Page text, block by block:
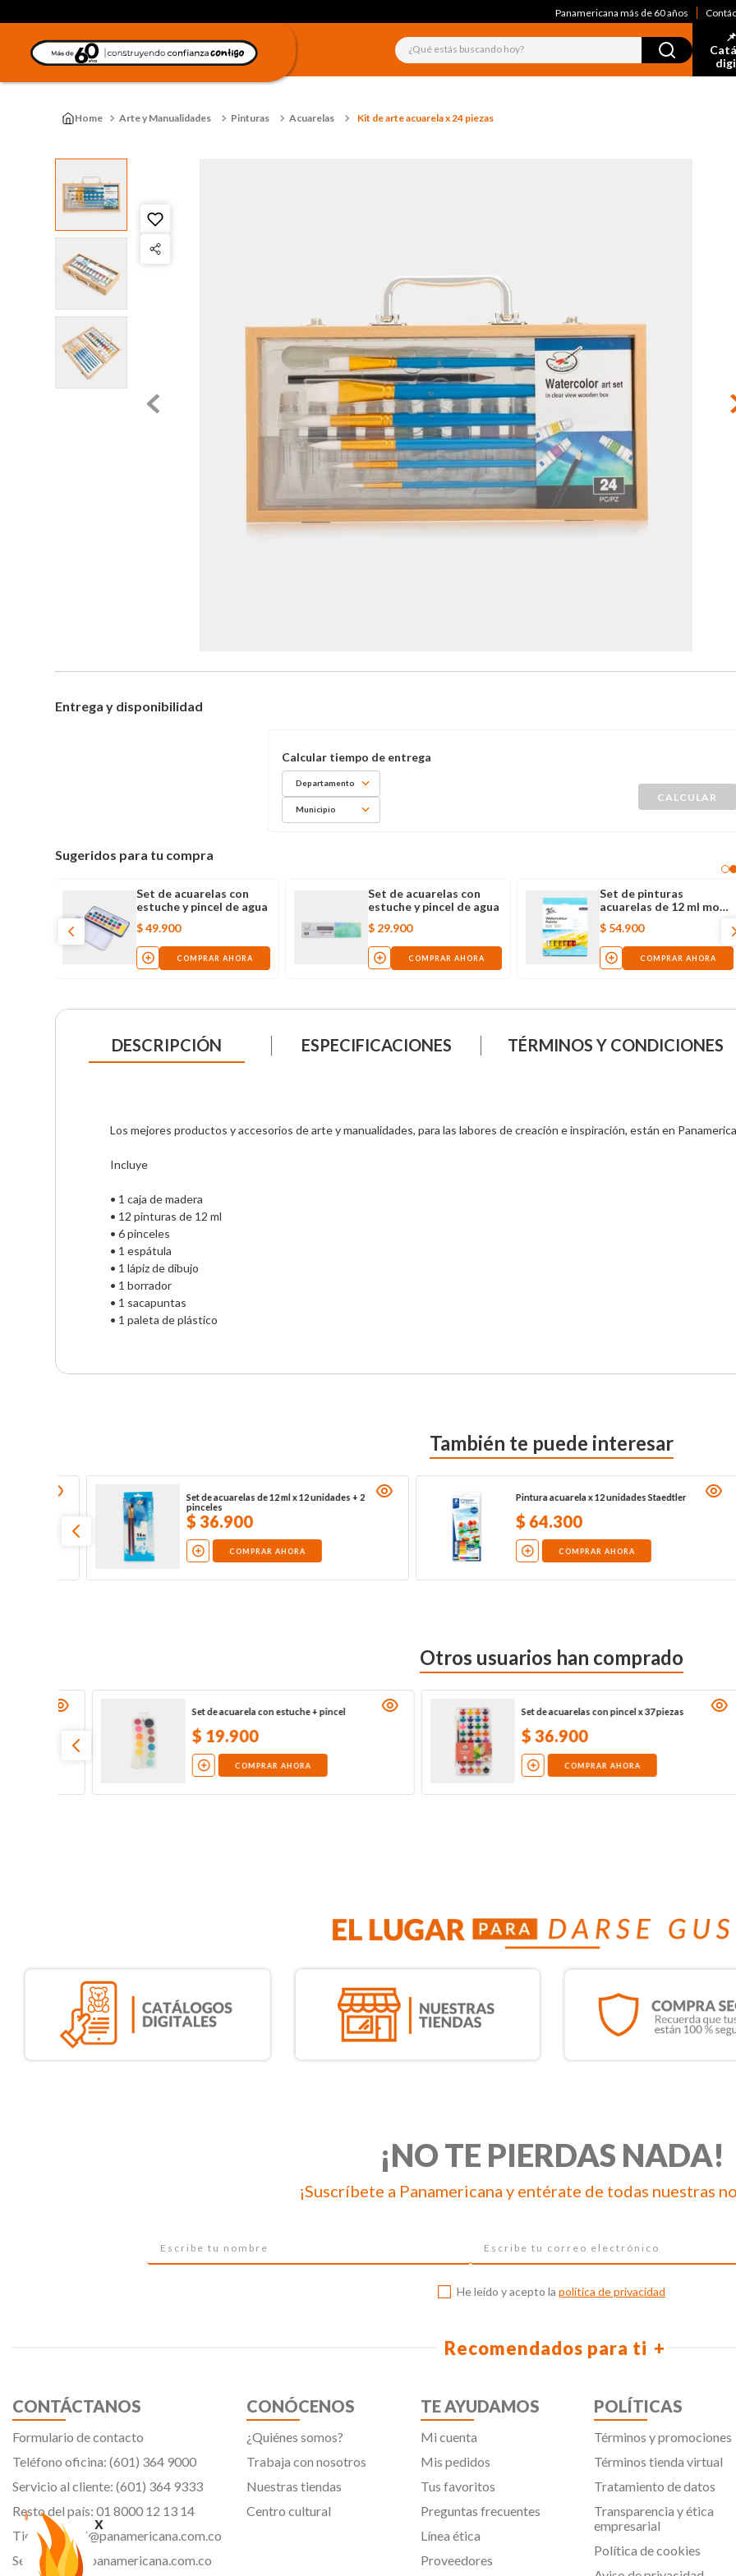
x
Panamericana más de 60 años
¿Qué estás buscando hoy?
Arte y Manualidades Pinturas Acuarelas Kit de arte acuarela x 24 piezas
Entrega y disponibilidad
Departamento
Municipio
Sugeridos para tu compra
Set de acuarelas con
estuche y pincel de agua
$29.900
COMPRAR AHORA
Set de pinturas
acuarelas de 12 ml mont
$54.900
COMPRAR AHORA
Set de acuarelas Mont
Marte x17 piezas
$24.900
COMPRAR AHORA
DESCRIPCIÓN ESPECIFICACIONES TÉRMINOS Y CONDICIONES
Los mejores productos y accesorios de arte y manualidades, para las labores de creación e inspiración, están en
Incluye
• 1 caja de madera
• 12 pinturas de 12 ml
• 6 pinceles
• 1 espátula
• 1 lápiz de dibujo
• 1 borrador
• 1 sacapuntas
• 1 paleta de plástico
También te puede interesar
Pintura acuarela x 12 unidades Staedtler
64.300
COMPRAR AHORA
Set de acuarelas por 12 unidades
27.600
COMPRAR AHORA
Otros usuarios han comprado
Set de acuarelas con pincel x 37 piezas
36.900
COMPRAR AHORA
Pintura acuarela x 24 unidades Staedtler
120.700
COMPRAR AHORA
¡NO TE PIERDAS NADA!
¡Suscríbete a Panamericana y entérate de todas nuestras
He leído y acepto la política de privacidad
Recomendados para ti
CONTÁCTANOS
Formulario de contacto
Teléfono oficina: (601) 364 9000
Servicio al cliente: (601) 364 9333
Resto del país: 01 8000 12 13 14
Tiendavirtual@panamericana.com.co
Servicliente@panamericana.com.co
CONÓCENOS
¿Quiénes somos?
Trabaja con nosotros
Nuestras tiendas
Centro cultural
TE AYUDAMOS
Mi cuenta
Mis pedidos
Tus favoritos
Preguntas frecuentes
Línea ética
Proveedores
POLÍTICAS
Términos y promociones
Términos tienda virtual
Tratamiento de datos
Transparencia y ética
empresarial
Política de cookies